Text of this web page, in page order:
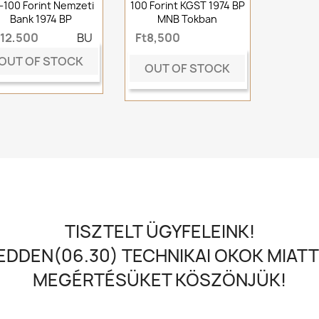
100 Forint Nemzeti
Bank 1974 BP
BU
OF STOCK
100 Forint KGST 1974 BP
MNB Tokban
Ft8,500
OUT OF STOCK
TISZTELT ÜGYFELEINK!
TECHNIKAI OKOK
MEGÉRTÉSÜKET KÖSZÖNJÜK!